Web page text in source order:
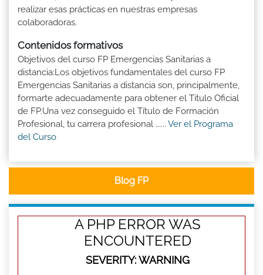
realizar esas prácticas en nuestras empresas
colaboradoras.
Contenidos formativos
Objetivos del curso FP Emergencias Sanitarias a
distancia:Los objetivos fundamentales del curso FP
Emergencias Sanitarias a distancia son, principalmente,
formarte adecuadamente para obtener el Titulo Oficial
de FP.Una vez conseguido el Título de Formación
Profesional, tu carrera profesional ...... Ver el Programa
del Curso
Blog FP
A PHP ERROR WAS
ENCOUNTERED
SEVERITY: WARNING